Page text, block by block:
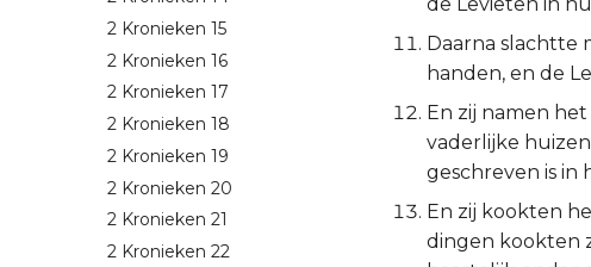
2 Kronieken 15
2 Kronieken 16
2 Kronieken 17
2 Kronieken 18
2 Kronieken 19
2 Kronieken 20
2 Kronieken 21
2 Kronieken 22
Daarna slachtte
handen, en de
En zij namen
vaderlijke
geschreven is in
En zij kookten
dingen kookten